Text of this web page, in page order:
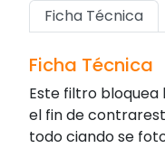
Ficha Técnica
Ficha Técnica
Este filtro
el fin de
todo ciando se